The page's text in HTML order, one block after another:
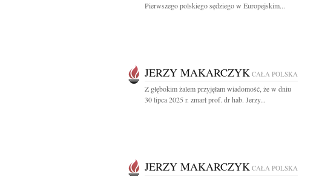
Pierwszego polskiego sędziego w Europejskim...
JERZY MAKARCZYK CAŁA POLSKA
Z głębokim żalem przyjęłam wiadomość, że w dniu
30 lipca 2025 r. zmarł prof. dr hab. Jerzy...
JERZY MAKARCZYK CAŁA POLSKA